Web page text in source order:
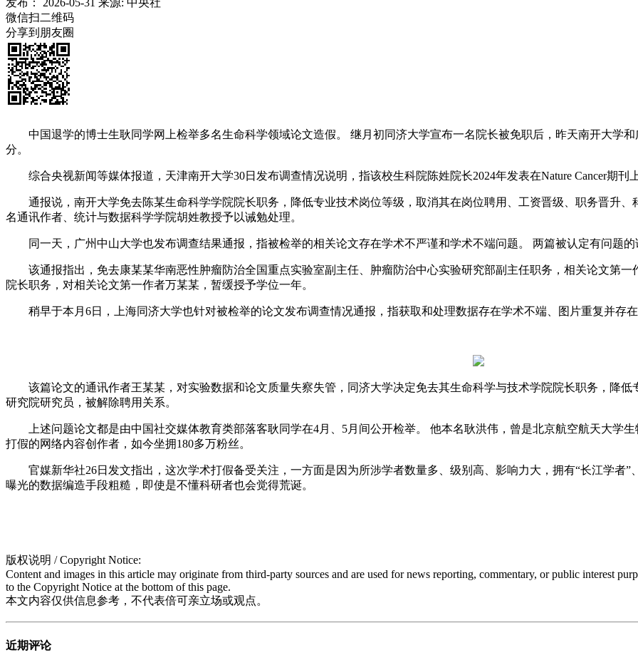
发布： 2026-05-31 来源: 中央社
微信扫二维码
分享到朋友圈
中国退学的博士生耿同学网上检举多名生命科学领域论文造假。 继月初同济大学宣布一名院长被免职后，昨天南开大学
分。
综合央视新闻等媒体报道，天津南开大学30日发布调查情况说明，指该校生科院陈姓院长2024年发表在Nature Cancer期刊
通报说，南开大学免去陈某生命科学学院院长职务，降低专业技术岗位等级，取消其在岗位聘用、工资晋级、职务晋升、
名通讯作者、统计与数据科学学院胡姓教授予以诫勉处理。
同一天，广州中山大学也发布调查结果通报，指被检举的相关论文存在学术不严谨和学术不端问题。 两篇被认定有问题的
该通报指出，免去康某某华南恶性肿瘤防治全国重点实验室副主任、肿瘤防治中心实验研究部副主任职务，相关论文第一
院长职务，对相关论文第一作者万某某，暂缓授予学位一年。
稍早于本月6日，上海同济大学也针对被检举的论文发布调查情况通报，指获取和处理数据存在学术不端、图片重复并存
该篇论文的通讯作者王某某，对实验数据和论文质量失察失管，同济大学决定免去其生命科学与技术学院院长职务，降低
研究院研究员，被解除聘用关系。
上述问题论文都是由中国社交媒体教育类部落客耿同学在4月、5月间公开检举。 他本名耿洪伟，曾是北京航空航天大学生
打假的网络内容创作者，如今坐拥180多万粉丝。
官媒新华社26日发文指出，这次学术打假备受关注，一方面是因为所涉学者数量多、级别高、影响力大，拥有“长江学者”
曝光的数据编造手段粗糙，即使是不懂科研者也会觉得荒诞。
版权说明 / Copyright Notice:
Content and images in this article may originate from third-party sources and are used for news reporting, commentary, or public interest
to the Copyright Notice at the bottom of this page.
本文内容仅供信息参考，不代表倍可亲立场或观点。
近期评论